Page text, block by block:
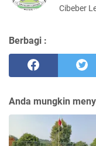
Cibeber
Berbagi :
Anda mungkin